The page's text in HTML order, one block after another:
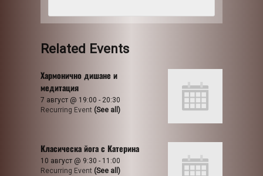
Related Events
Хармонично дишане и
медитация
7 август @ 19:00 - 20:30
Recurring Event (See all)
Класическа йога с Катерина
10 август @ 9:30 - 11:00
Recurring Event (See all)